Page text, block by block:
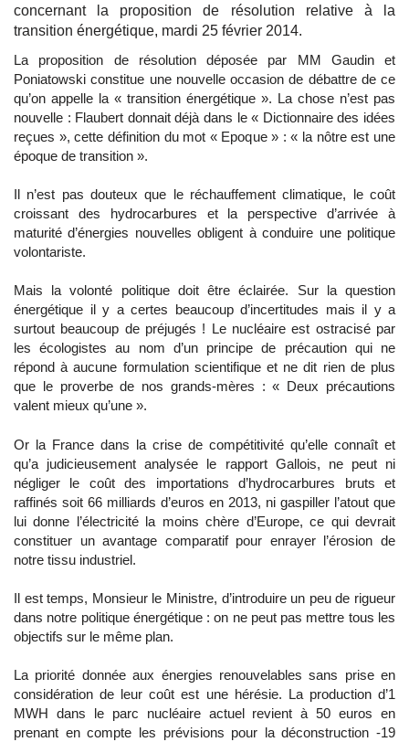
concernant la proposition de résolution relative à la
transition énergétique, mardi 25 février 2014.
La proposition de résolution déposée par MM Gaudin et
Poniatowski constitue une nouvelle occasion de débattre de ce
qu’on appelle la « transition énergétique ». La chose n’est pas
nouvelle : Flaubert donnait déjà dans le « Dictionnaire des idées
reçues », cette définition du mot « Epoque » : « la nôtre est une
époque de transition ».
Il n’est pas douteux que le réchauffement climatique, le coût
croissant des hydrocarbures et la perspective d’arrivée à
maturité d’énergies nouvelles obligent à conduire une politique
volontariste.
Mais la volonté politique doit être éclairée. Sur la question
énergétique il y a certes beaucoup d’incertitudes mais il y a
surtout beaucoup de préjugés ! Le nucléaire est ostracisé par
les écologistes au nom d’un principe de précaution qui ne
répond à aucune formulation scientifique et ne dit rien de plus
que le proverbe de nos grands-mères : « Deux précautions
valent mieux qu’une ».
Or la France dans la crise de compétitivité qu’elle connaît et
qu’a judicieusement analysée le rapport Gallois, ne peut ni
négliger le coût des importations d’hydrocarbures bruts et
raffinés soit 66 milliards d’euros en 2013, ni gaspiller l’atout que
lui donne l’électricité la moins chère d’Europe, ce qui devrait
constituer un avantage comparatif pour enrayer l’érosion de
notre tissu industriel.
Il est temps, Monsieur le Ministre, d’introduire un peu de rigueur
dans notre politique énergétique : on ne peut pas mettre tous les
objectifs sur le même plan.
La priorité donnée aux énergies renouvelables sans prise en
considération de leur coût est une hérésie. La production d’1
MWH dans le parc nucléaire actuel revient à 50 euros en
prenant en compte les prévisions pour la déconstruction -19